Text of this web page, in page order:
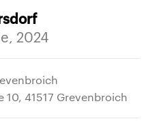
2024
10, 41517 Grevenbroich